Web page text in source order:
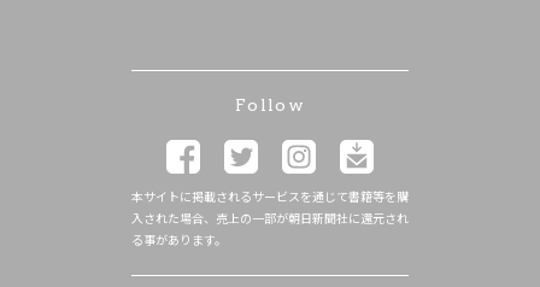
Follow
本サイトに掲載されるサービスを通じて書籍等を購
入された場合、売上の一部が朝日新聞社に還元され
る事があります。